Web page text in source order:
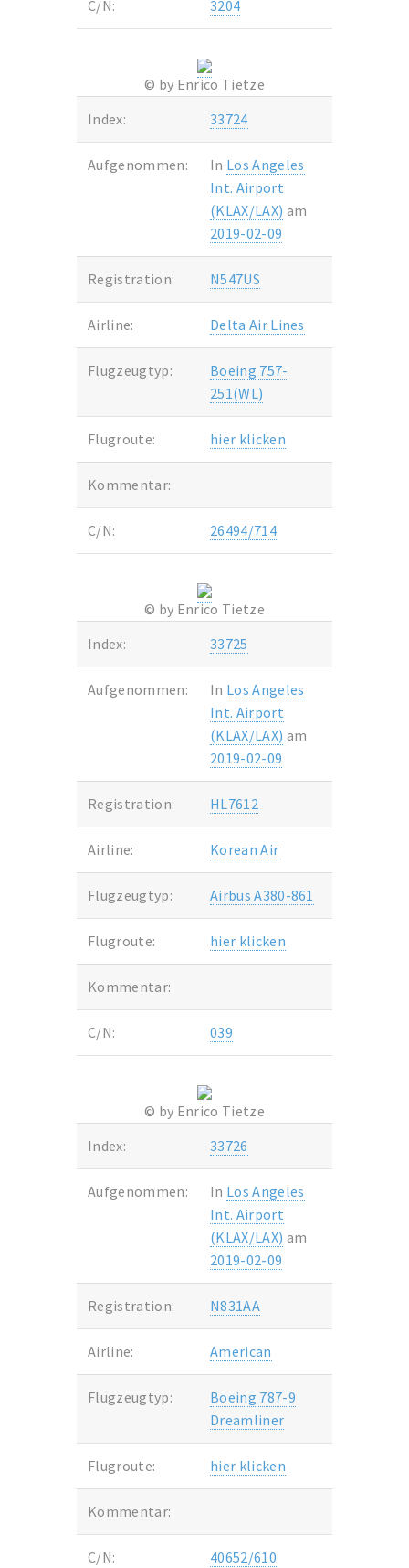
C/N: 3204
© by Enrico Tietze
Index:
33724
Aufgenommen: In Los Angeles
Int. Airport
(KLAX/LAX) am
2019-02-09
Registration: N547US
Airline: Delta Air Lines
Flugzeugtyp:
Boeing 757-
251(WL)
Flugroute: hier klicken
Kommentar:
C/N: 26494/714
© by Enrico Tietze
Index:
33725
Aufgenommen: In Los Angeles
Int. Airport
(KLAX/LAX) am
2019-02-09
Registration: HL7612
Airline: Korean Air
Flugzeugtyp: Airbus A380-861
Flugroute: hier klicken
Kommentar:
C/N: 039
© by Enrico Tietze
Index:
33726
Aufgenommen: In Los Angeles
Int. Airport
(KLAX/LAX) am
2019-02-09
Registration: N831AA
Airline: American
Flugzeugtyp:
Boeing 787-9
Dreamliner
Flugroute: hier klicken
Kommentar:
C/N: 40652/610